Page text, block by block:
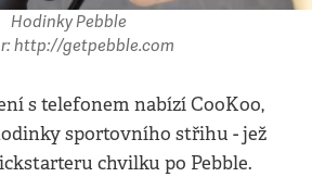
Hodinky Pebble
http://getpebble.com
s telefonem nabízí CooKoo,
sportovního střihu - jež
chvilku po Pebble.